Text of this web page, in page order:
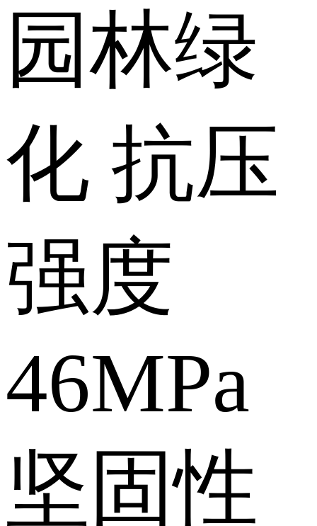
园林绿
化 抗压
强度
46MPa
坚固性